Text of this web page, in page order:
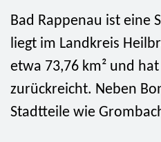
Bad Rappenau ist eine
liegt im Landkreis
etwa 73,76 km² und
zurückreicht. Neben
Stadtteile wie